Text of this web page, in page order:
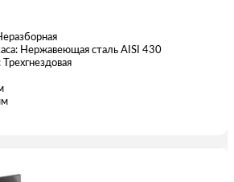
Нержавеющая сталь AISI 430